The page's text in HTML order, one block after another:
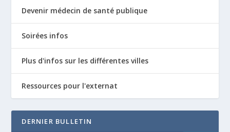
Devenir médecin de santé publique
Soirées infos
Plus d'infos sur les différentes villes
Ressources pour l'externat
DERNIER BULLETIN